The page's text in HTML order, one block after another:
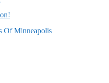
Of Minneapolis